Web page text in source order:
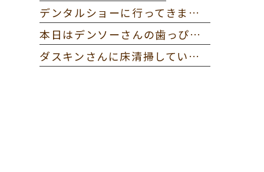
デンタルショーに行ってきました。
本日はデンソーさんの歯っぴー健診に参加してきました。
ダスキンさんに床清掃していただきました。